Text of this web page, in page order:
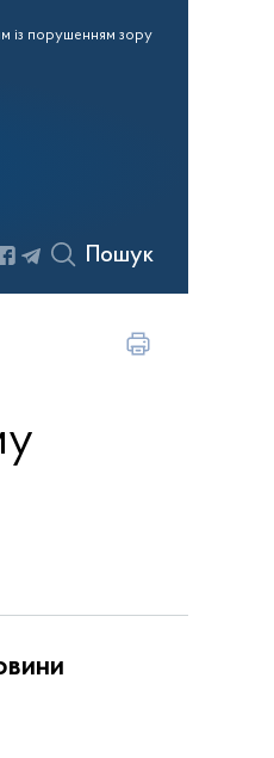
із порушенням зору
Пошук